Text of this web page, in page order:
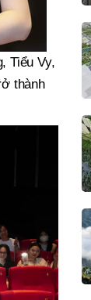
Tiểu Vy,
thành